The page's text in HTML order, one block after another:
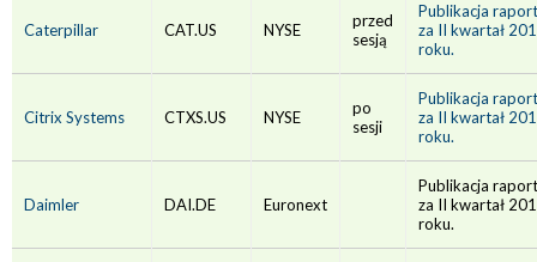
Caterpillar CAT.US NYSE
przed
sesją
Publikacja
za II kwartał
roku.
Citrix Systems CTXS.US NYSE
po
sesji
Publikacja
za II kwartał
roku.
Daimler DAI.DE Euronext
Publikacja
za II kwartał
roku.